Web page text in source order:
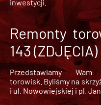
inwestycji.
Remonty
143 (ZDJĘCIA)
Przedstawiamy
torowisk. Byliśmy na
i ul. Nowowiejskiej i pl.